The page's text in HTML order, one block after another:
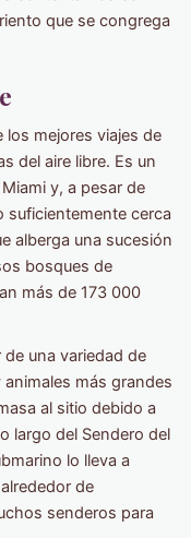
que se congrega
los mejores viajes de
del aire libre. Es un
y, a pesar de
suficientemente cerca
alberga una sucesión
bosques de
más de 173 000
de una variedad de
más grandes
al sitio debido a
largo del Sendero del
lo lleva a
de
senderos para